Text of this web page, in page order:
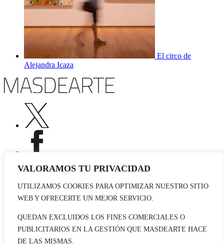
VALORAMOS TU PRIVACIDAD
UTILIZAMOS COOKIES PARA OPTIMIZAR NUESTRO SITIO
WEB Y OFRECERTE UN MEJOR SERVICIO.
QUEDAN EXCLUIDOS LOS FINES COMERCIALES O
PUBLICITARIOS EN LA GESTIÓN QUE MASDEARTE HACE
DE LAS MISMAS.
El circo de
Alejandra Icaza
Publicidad
Contacto
© 2026 masdearte. Información de exposiciones, museos y artistas